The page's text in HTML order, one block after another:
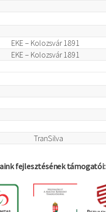
EKE – Kolozsvár 1891
EKE – Kolozsvár 1891
TranSilva
fejlesztésének támogatói: